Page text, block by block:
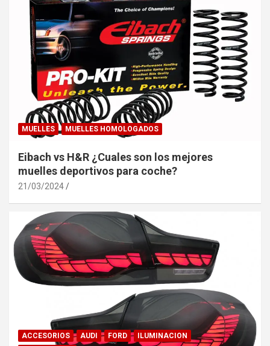
MUELLES MUELLES HOMOLOGADOS
Eibach vs H&R ¿Cuales son los mejores
muelles deportivos para coche?
21/03/2024
ACCESORIOS AUDI FORD
ILUMINACION